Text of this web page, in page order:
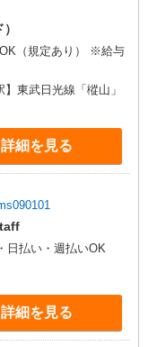
規定あり） ※給与
東武日光線「樅山」
詳細を見る
払い・日払い・週払いOK
詳細を見る